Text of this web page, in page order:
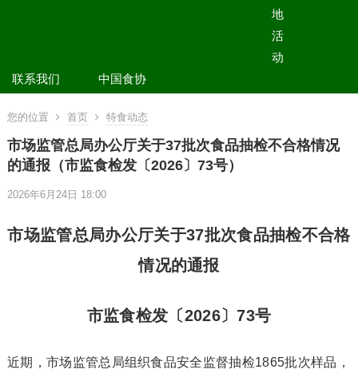
地
活
动
联系我们
中国食协
您的位置 首页 特食动态
市场监管总局办公厅关于37批次食品抽检不合格情况
的通报（市监食检发〔2026〕73号）
2026年6月24日 18:00
市场监管总局办公厅关于37批次食品抽检不合格
情况的通报
市监食检发〔2026〕73号
近期，市场监管总局组织食品安全监督抽检1865批次样品，